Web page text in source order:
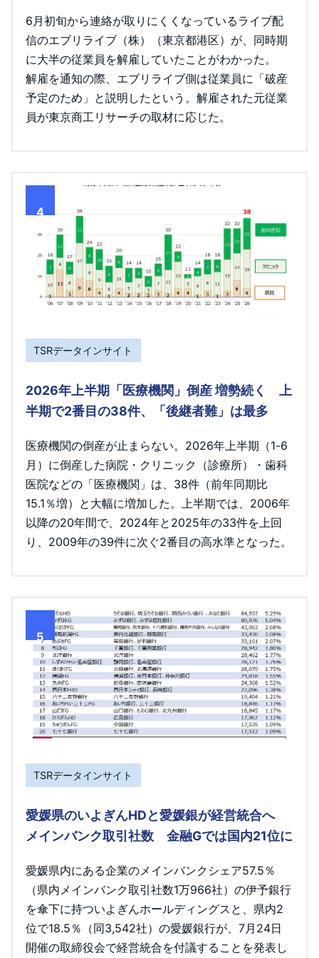
6月初旬から連絡が取りにくくなっているライブ配
信のエブリライブ（株）（東京都港区）が、同時期
に大半の従業員を解雇していたことがわかった。
解雇を通知の際、エブリライブ側は従業員に「破産
予定のため」と説明したという。解雇された元従業
員が東京商工リサーチの取材に応じた。
4
TSRデータインサイト
2026年上半期「医療機関」倒産 増勢続く 上
半期で2番目の38件、「後継者難」は最多
医療機関の倒産が止まらない。2026年上半期（1-6
月）に倒産した病院・クリニック（診療所）・歯科
医院などの「医療機関」は、38件（前年同期比
15.1％増）と大幅に増加した。上半期では、2006年
以降の20年間で、2024年と2025年の33件を上回
り、2009年の39件に次ぐ2番目の高水準となった。
5
TSRデータインサイト
愛媛県のいよぎんHDと愛媛銀が経営統合へ
メインバンク取引社数 金融Gでは国内21位に
愛媛県内にある企業のメインバンクシェア57.5％
（県内メインバンク取引社数1万966社）の伊予銀行
を傘下に持ついよぎんホールディングスと、県内2
位で18.5％（同3,542社）の愛媛銀行が、7月24日
開催の取締役会で経営統合を付議することを発表し